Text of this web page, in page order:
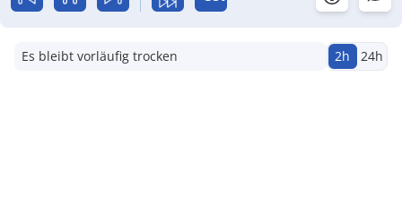
Es bleibt vorläufig trocken 2h 24h